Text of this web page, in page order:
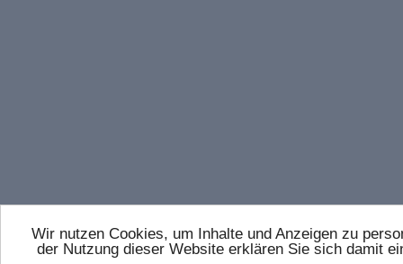
Wir nutzen Cookies, um Inhalte und Anzeigen zu
der Nutzung dieser Website erklären Sie sich damit